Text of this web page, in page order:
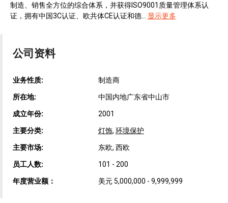
制造、销售全方位的综合体系，并获得ISO9001质量管理体系认
证，拥有中国3C认证、欧共体CE认证和德...
显示更多
公司资料
业务性质: 制造商
所在地: 中国内地广东省中山市
成立年份: 2001
主要分类: 灯饰, 环境保护
主要市场: 东欧, 西欧
员工人数: 101 - 200
年度营业额： 美元 5,000,000 - 9,999,999